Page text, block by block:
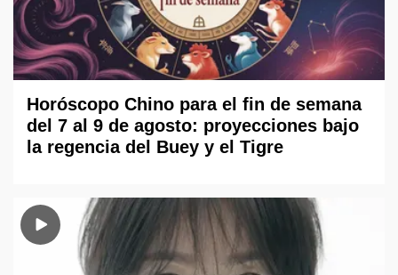
Horóscopo Chino para el fin de semana
del 7 al 9 de agosto: proyecciones bajo
la regencia del Buey y el Tigre